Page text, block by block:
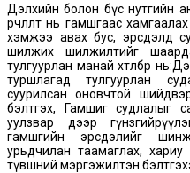
Дэлхийн болон бүс нутгийн
өөрчлөлт нь гамшгаас
хэмжээ авах бус, эрсдэлд
шилжих шилжилтийг
тулгуурлан манай хөтөлбөр
туршлагад тулгуурлан
суурилсан оновчтой
бэлтгэх, Гамшиг судлалыг
уулзвар дээр
гамшгийн эрсдэлийг
урьдчилан таамаглах, хариу
түвшний мэргэжилтэн